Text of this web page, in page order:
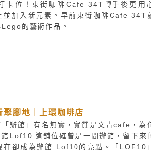
卡位！東街咖啡Cafe 34T轉手後更用
並加入新元素。早前東街咖啡Cafe 34T
的藝術作品。
腳地｜上環咖啡店
辦館」有名無實，實質是文青cafe，為
Lof10 這舖位確曾是一間辦館，留下來
在卻成為辦館 Lof10的亮點。「LOF10